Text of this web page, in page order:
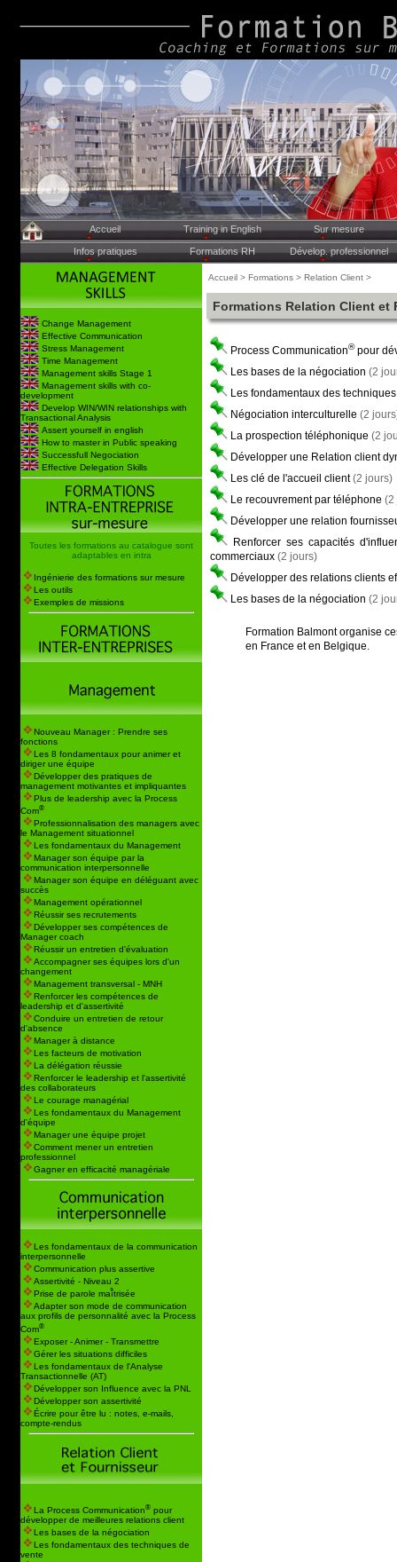
Accueil Training in English Sur mesure
Infos pratiques Formations RH Dévelop. professionnel
Change Management
Effective Communication
Stress Management
Time Management
Management skills Stage 1
Management skills with co-
development
Develop WIN/WIN relationships with
Transactional Analysis
Assert yourself in english
How to master in Public speaking
Successfull Negociation
Effective Delegation Skills
Toutes les formations au catalogue sont
adaptables en intra
Ingénierie des formations sur mesure
Les outils
Exemples de missions
Nouveau Manager : Prendre ses
fonctions
Les 8 fondamentaux pour animer et
diriger une équipe
Développer des pratiques de
management motivantes et impliquantes
Plus de leadership avec la Process
Com®
Professionnalisation des managers avec
le Management situationnel
Les fondamentaux du Management
Manager son équipe par la
communication interpersonnelle
Manager son équipe en déléguant avec
succès
Management opérationnel
Réussir ses recrutements
Développer ses compétences de
Manager coach
Réussir un entretien d'évaluation
Accompagner ses équipes lors d'un
changement
Management transversal - MNH
Renforcer les compétences de
leadership et d'assertivité
Conduire un entretien de retour
d'absence
Manager à distance
Les facteurs de motivation
La délégation réussie
Renforcer le leadership et l'assertivité
des collaborateurs
Le courage managérial
Les fondamentaux du Management
d'équipe
Manager une équipe projet
Comment mener un entretien
professionnel
Gagner en efficacité managériale
Les fondamentaux de la communication
interpersonnelle
Communication plus assertive
Assertivité - Niveau 2
Prise de parole maî̂trisée
Adapter son mode de communication
aux profils de personnalité avec la Process
Com®
Exposer - Animer - Transmettre
Gérer les situations difficiles
Les fondamentaux de l'Analyse
Transactionnelle (AT)
Développer son Influence avec la PNL
Développer son assertivité
Écrire pour être lu : notes, e-mails,
compte-rendus
La Process Communication® pour
développer de meilleures relations client
Les bases de la négociation
Les fondamentaux des techniques de
vente
Accueil > Formations > Relation Client >
Formations Relation Client et
Process Communication®pour
Les bases de la négociation (2
Les fondamentaux des
Négociation interculturelle (2
La prospection téléphonique (2
Développer une Relation client
Les clé de l'accueil client (2 jours)
Le recouvrement par téléphone (2
Développer une relation
Renforcer ses capacités
commerciaux (2 jours)
Développer des relations clients
Les bases de la négociation (2
Formation Balmont organise
en France et en Belgique.